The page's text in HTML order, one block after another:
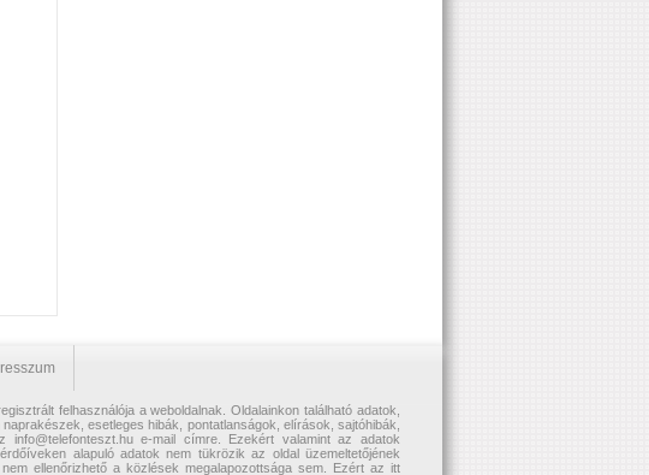
felhasználója a weboldalnak. Oldalainkon található adatok,
esetleges hibák, pontatlanságok, elírások, sajtóhibák,
e-mail címre. Ezekért valamint az adatok
alapuló adatok nem tükrözik az oldal üzemeltetőjének
ellenőrizhető a közlések megalapozottsága sem. Ezért az itt